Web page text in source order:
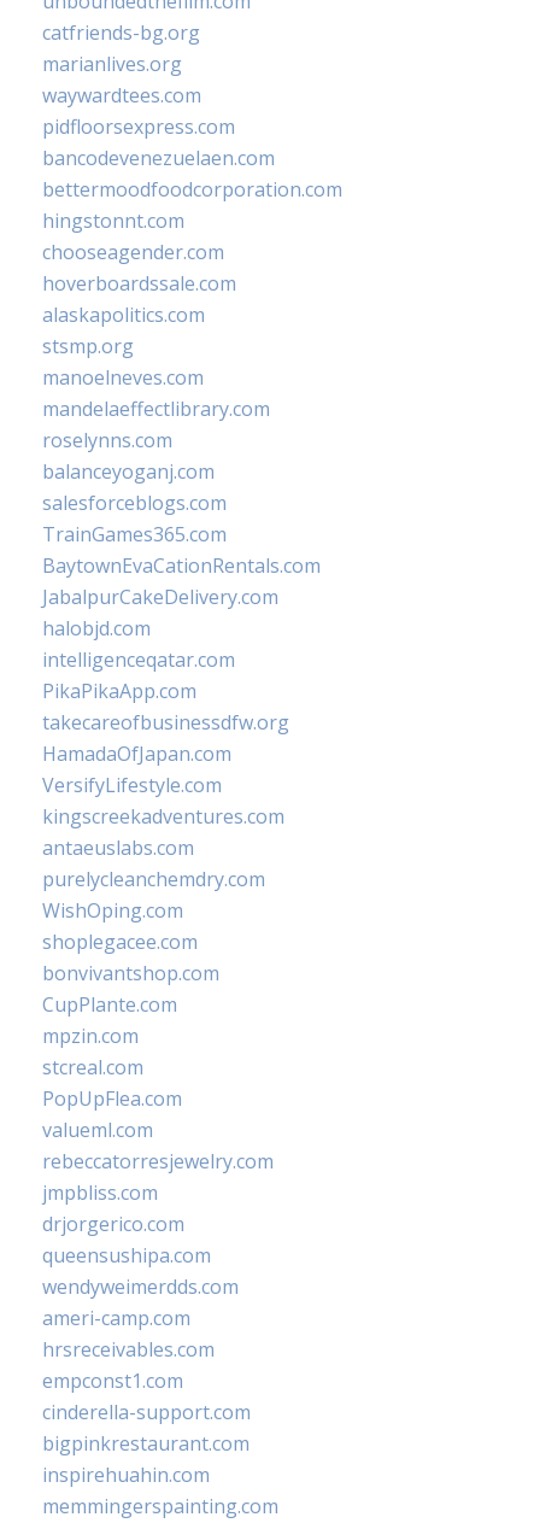
catfriends-bg.org
marianlives.org
waywardtees.com
pidfloorsexpress.com
bancodevenezuelaen.com
bettermoodfoodcorporation.com
hingstonnt.com
chooseagender.com
hoverboardssale.com
alaskapolitics.com
stsmp.org
manoelneves.com
mandelaeffectlibrary.com
roselynns.com
balanceyoganj.com
salesforceblogs.com
TrainGames365.com
BaytownEvaCationRentals.com
JabalpurCakeDelivery.com
halobjd.com
intelligenceqatar.com
PikaPikaApp.com
takecareofbusinessdfw.org
HamadaOfJapan.com
VersifyLifestyle.com
kingscreekadventures.com
antaeuslabs.com
purelycleanchemdry.com
WishOping.com
shoplegacee.com
bonvivantshop.com
CupPlante.com
mpzin.com
stcreal.com
PopUpFlea.com
valueml.com
rebeccatorresjewelry.com
jmpbliss.com
drjorgerico.com
queensushipa.com
wendyweimerdds.com
ameri-camp.com
hrsreceivables.com
empconst1.com
cinderella-support.com
bigpinkrestaurant.com
inspirehuahin.com
memmingerspainting.com